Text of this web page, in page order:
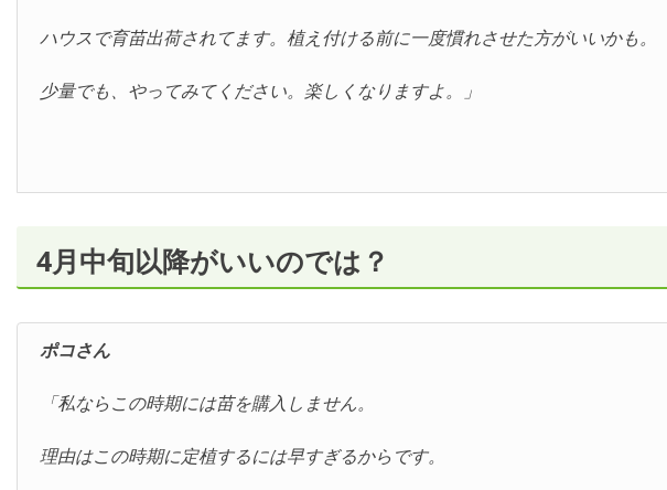
ハウスで育苗出荷されてます。植え付ける前に一度慣れさせた方がいいかも。
少量でも、やってみてください。楽しくなりますよ。」
4月中旬以降がいいのでは？
ポコさん
「私ならこの時期には苗を購入しません。
理由はこの時期に定植するには早すぎるからです。